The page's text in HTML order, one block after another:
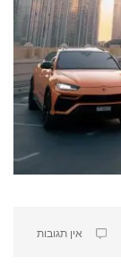
אין תגובות